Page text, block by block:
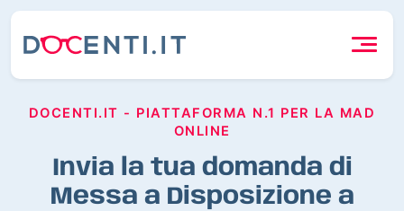
DOCENTI.IT - PIATTAFORMA N.1 PER LA MAD
ONLINE
Invia la tua domanda di
Messa a Disposizione a